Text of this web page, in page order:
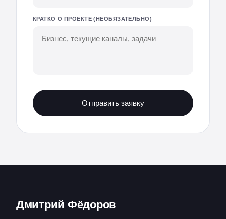
КРАТКО О ПРОЕКТЕ (НЕОБЯЗАТЕЛЬНО)
Отправить заявку
Дмитрий Фёдоров